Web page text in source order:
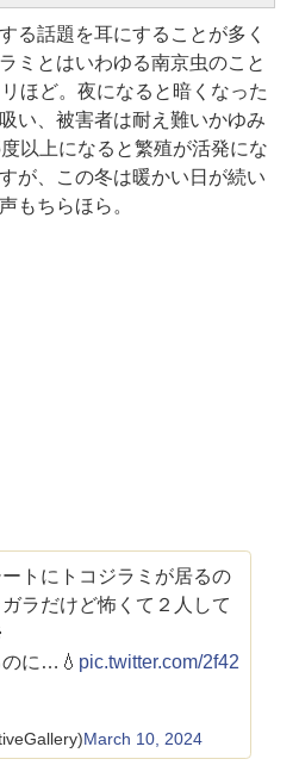
る話題を耳にすることが多く
ミとはいわゆる南京虫のこと
ほど。夜になると暗くなった
い、被害者は耐え難いかゆみ
以上になると繁殖が活発にな
が、この冬は暖かい日が続い
もちらほら。
トにトコジラミが居るの
ラだけど怖くて２人して
に…💧 pic.twitter.com/2f42
March 10, 2024